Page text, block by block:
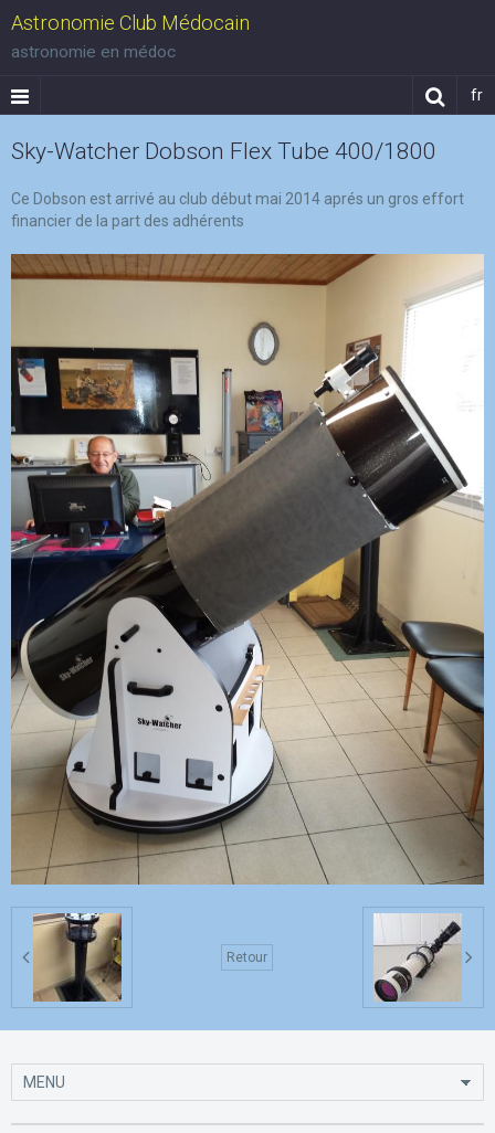
Astronomie Club Médocain
astronomie en médoc
fr
Sky-Watcher Dobson Flex Tube 400/1800
Ce Dobson est arrivé au club début mai 2014 aprés un gros effort
financier de la part des adhérents
Retour